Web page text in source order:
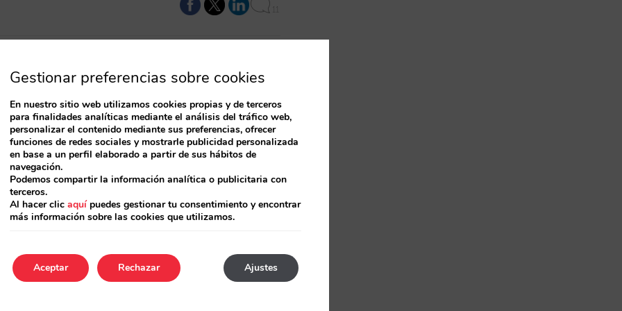
queda Booking o tu web oficial?
recibido un email de Booking ofreciéndote
la página de tu hotel en Facebook. Se trata de
que realizar por si mismo. Hay que decir que
Gestionar preferencias sobre cookies
En nuestro sitio web utilizamos cookies propias y de terceros
para finalidades analíticas mediante el análisis del tráfico web,
personalizar el contenido mediante sus preferencias, ofrecer
funciones de redes sociales y mostrarle publicidad personalizada
en base a un perfil elaborado a partir de sus hábitos de
navegación.
Podemos compartir la información analítica o publicitaria con
terceros.
Al hacer clic aquípuedes gestionar tu consentimiento y encontrar
más información sobre las cookies que utilizamos.
Aceptar Ajustes
Rechazar